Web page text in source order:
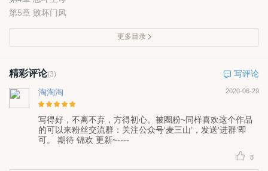
第5章 败坏门风
更多目录
精彩评论(3)
写评论
淘淘淘
2020-06-29
写得好，不离不弃，方得初心。被圈粉~同样喜欢这个作品
的可以来粉丝交流群：关注公众号‘麦三山’，发送‘进群’即
可。 期待 锦欢 更新~----
8